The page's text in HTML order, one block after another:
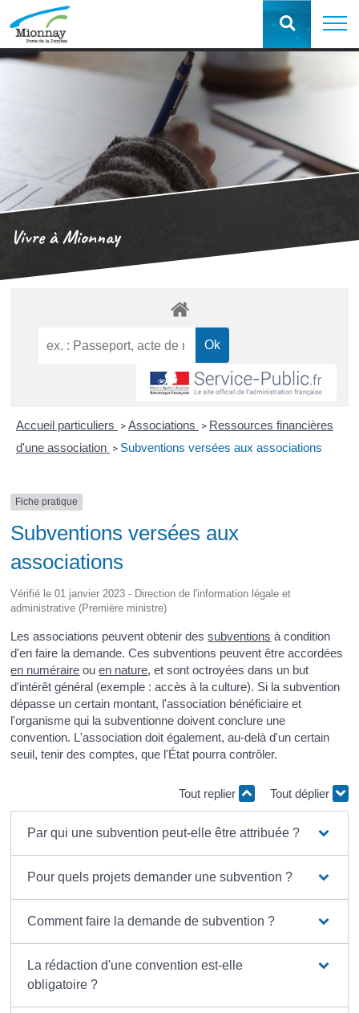
Vivre à Mionnay
Accueil particuliers > Associations > Ressources financières
d'une association > Subventions versées aux associations
Fiche pratique
Subventions versées aux
associations
Vérifié le 01 janvier 2023 - Direction de l'information légale et
administrative (Première ministre)
Les associations peuvent obtenir dessubventions à condition
d'en faire la demande. Ces subventions peuvent être accordées
en numéraire ouen nature, et sont octroyées dans un but
d'intérêt général (exemple : accès à la culture). Si la subvention
dépasse un certain montant, l'association bénéficiaire et
l'organisme qui la subventionne doivent conclure une
convention. L'association doit également, au-delà d'un certain
seuil, tenir des comptes, que l'État pourra contrôler.
Tout replier Tout déplier
Par qui une subvention peut-elle être attribuée ?
Pour quels projets demander une subvention ?
Comment faire la demande de subvention ?
La rédaction d'une convention est-elle
obligatoire ?